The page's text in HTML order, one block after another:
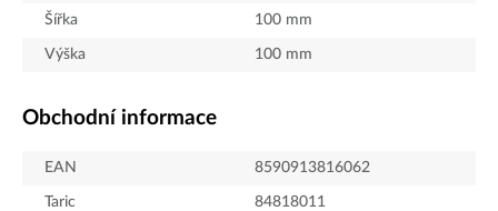
Šířka 100 mm
Výška 100 mm
Obchodní informace
EAN 8590913816062
Taric 84818011